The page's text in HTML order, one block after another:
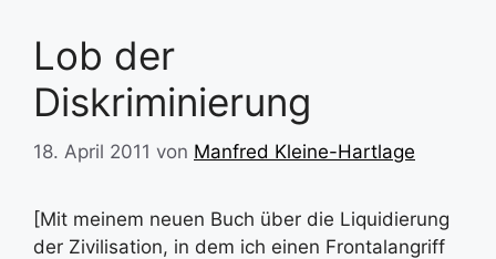
Lob der
Diskriminierung
18. April 2011 von Manfred Kleine-Hartlage
[Mit meinem neuen Buch über die Liquidierung
der Zivilisation, in dem ich einen Frontalangriff